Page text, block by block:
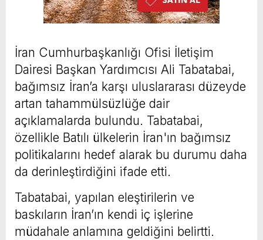
İran Cumhurbaşkanlığı Ofisi İletişim
Dairesi Başkan Yardımcısı Ali Tabatabai,
bağımsız İran’a karşı uluslararası düzeyde
artan tahammülsüzlüğe dair
açıklamalarda bulundu. Tabatabai,
özellikle Batılı ülkelerin İran'ın bağımsız
politikalarını hedef alarak bu durumu daha
da derinleştirdiğini ifade etti.
Tabatabai, yapılan eleştirilerin ve
baskıların İran’ın kendi iç işlerine
müdahale anlamına geldiğini belirtti.